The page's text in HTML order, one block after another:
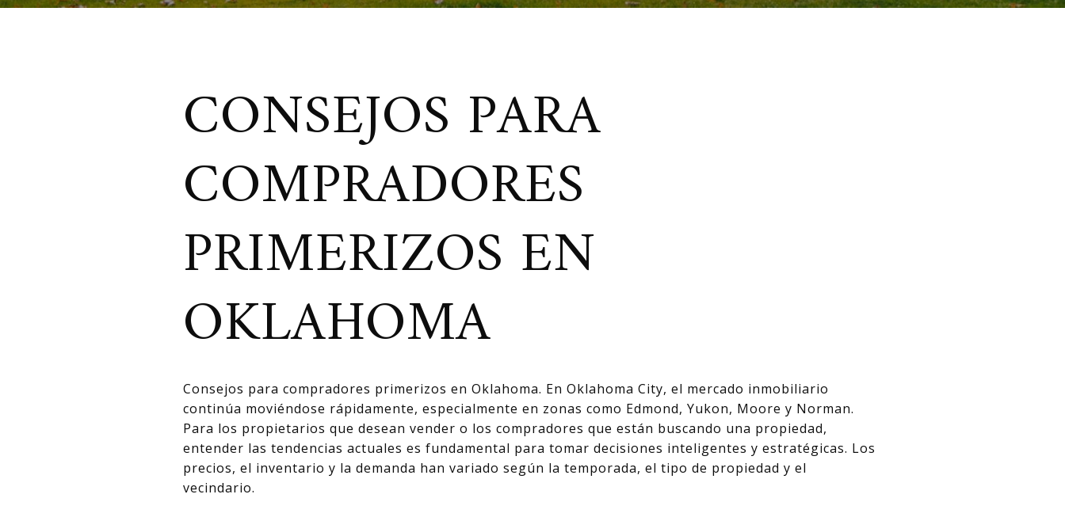
CONSEJOS PARA
COMPRADORES
PRIMERIZOS EN
OKLAHOMA
Consejos para compradores primerizos en Oklahoma. En Oklahoma City, el mercado inmobiliario
continúa moviéndose rápidamente, especialmente en zonas como Edmond, Yukon, Moore y Norman.
Para los propietarios que desean vender o los compradores que están buscando una propiedad,
entender las tendencias actuales es fundamental para tomar decisiones inteligentes y estratégicas. Los
precios, el inventario y la demanda han variado según la temporada, el tipo de propiedad y el
vecindario.